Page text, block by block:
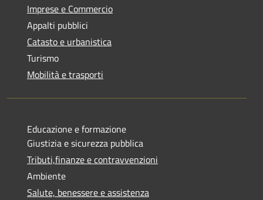
Imprese e Commercio
Appalti pubblici
Catasto e urbanistica
Turismo
Mobilità e trasporti
Educazione e formazione
Giustizia e sicurezza pubblica
Tributi,finanze e contravvenzioni
Ambiente
Salute, benessere e assistenza